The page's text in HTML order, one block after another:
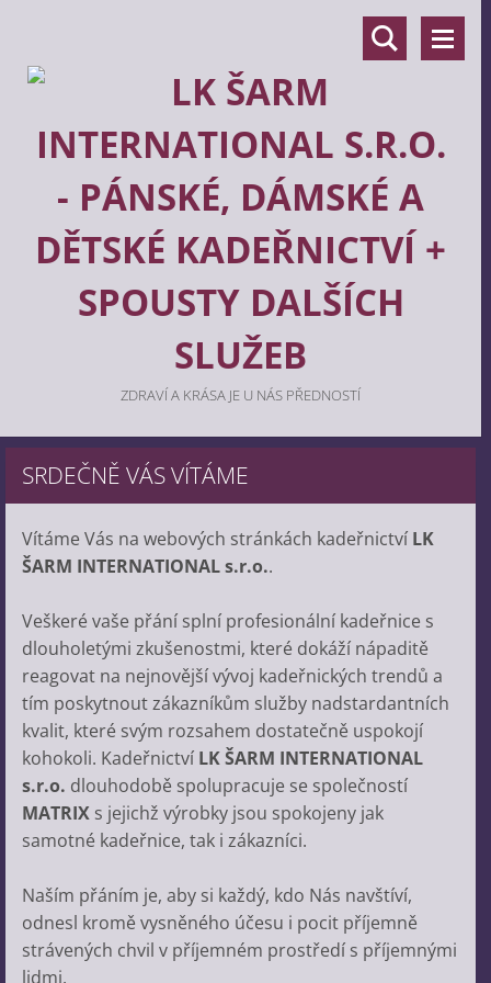
ZDRAVÍ A KRÁSA JE U NÁS PŘEDNOSTÍ
SRDEČNĚ VÁS VÍTÁME
Vítáme Vás na webových stránkách kadeřnictví LK
ŠARM INTERNATIONAL s.r.o..
Veškeré vaše přání splní profesionální kadeřnice s
dlouholetými zkušenostmi, které dokáží nápaditě
reagovat na nejnovější vývoj kadeřnických trendů a
tím poskytnout zákazníkům služby nadstardantních
kvalit, které svým rozsahem dostatečně uspokojí
kohokoli. Kadeřnictví LK ŠARM INTERNATIONAL
s.r.o. dlouhodobě spolupracuje se společností
MATRIX s jejichž výrobky jsou spokojeny jak
samotné kadeřnice, tak i zákazníci.
Naším přáním je, aby si každý, kdo Nás navštíví,
odnesl kromě vysněného účesu i pocit příjemně
strávených chvil v příjemném prostředí s příjemnými
lidmi.